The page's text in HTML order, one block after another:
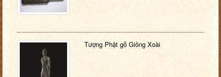
Tượng Phật gỗ Giồng Xoài